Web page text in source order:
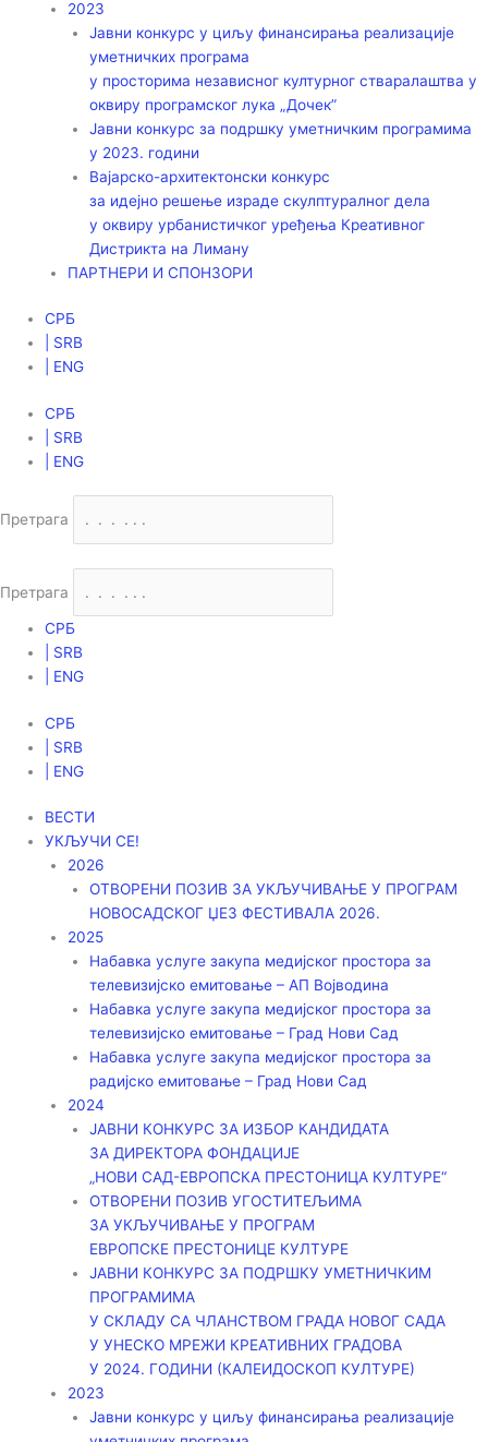
2023
Јавни конкурс у циљу финансирања реализације
уметничких програма
у просторима независног културног стваралаштва у
оквиру програмског лука „Дочек”
Јавни конкурс за подршку уметничким програмима
у 2023. години
Вајарско-архитектонски конкурс
за идејно решење израде скулптуралног дела
у оквиру урбанистичког уређења Креативног
Дистрикта на Лиману
ПАРТНЕРИ И СПОНЗОРИ
СРБ
| SRB
| ENG
СРБ
| SRB
| ENG
Претрага
Претрага
СРБ
| SRB
| ENG
СРБ
| SRB
| ENG
ВЕСТИ
УКЉУЧИ СЕ!
2026
ОТВОРЕНИ ПОЗИВ ЗА УКЉУЧИВАЊЕ У ПРОГРАМ
НОВОСАДСКОГ ЏЕЗ ФЕСТИВАЛА 2026.
2025
Набавка услуге закупа медијског простора за
телевизијско емитовање – АП Војводинa
Набавка услуге закупа медијског простора за
телевизијско емитовање – Град Нови Сад
Набавка услуге закупа медијског простора за
радијско емитовање – Град Нови Сад
2024
ЈАВНИ КОНКУРС ЗА ИЗБОР КАНДИДАТА
ЗА ДИРЕКТОРА ФОНДАЦИЈЕ
„НОВИ САД-ЕВРОПСКА ПРЕСТОНИЦА КУЛТУРЕ“
ОТВОРЕНИ ПОЗИВ УГОСТИТЕЉИМА
ЗА УКЉУЧИВАЊЕ У ПРОГРАМ
ЕВРОПСКЕ ПРЕСТОНИЦЕ КУЛТУРЕ
ЈАВНИ КОНКУРС ЗА ПОДРШКУ УМЕТНИЧКИМ
ПРОГРАМИМА
У СКЛАДУ СА ЧЛАНСТВОМ ГРАДА НОВОГ САДА
У УНЕСКО МРЕЖИ КРЕАТИВНИХ ГРАДОВА
У 2024. ГОДИНИ (КАЛЕИДОСКОП КУЛТУРЕ)
2023
Јавни конкурс у циљу финансирања реализације